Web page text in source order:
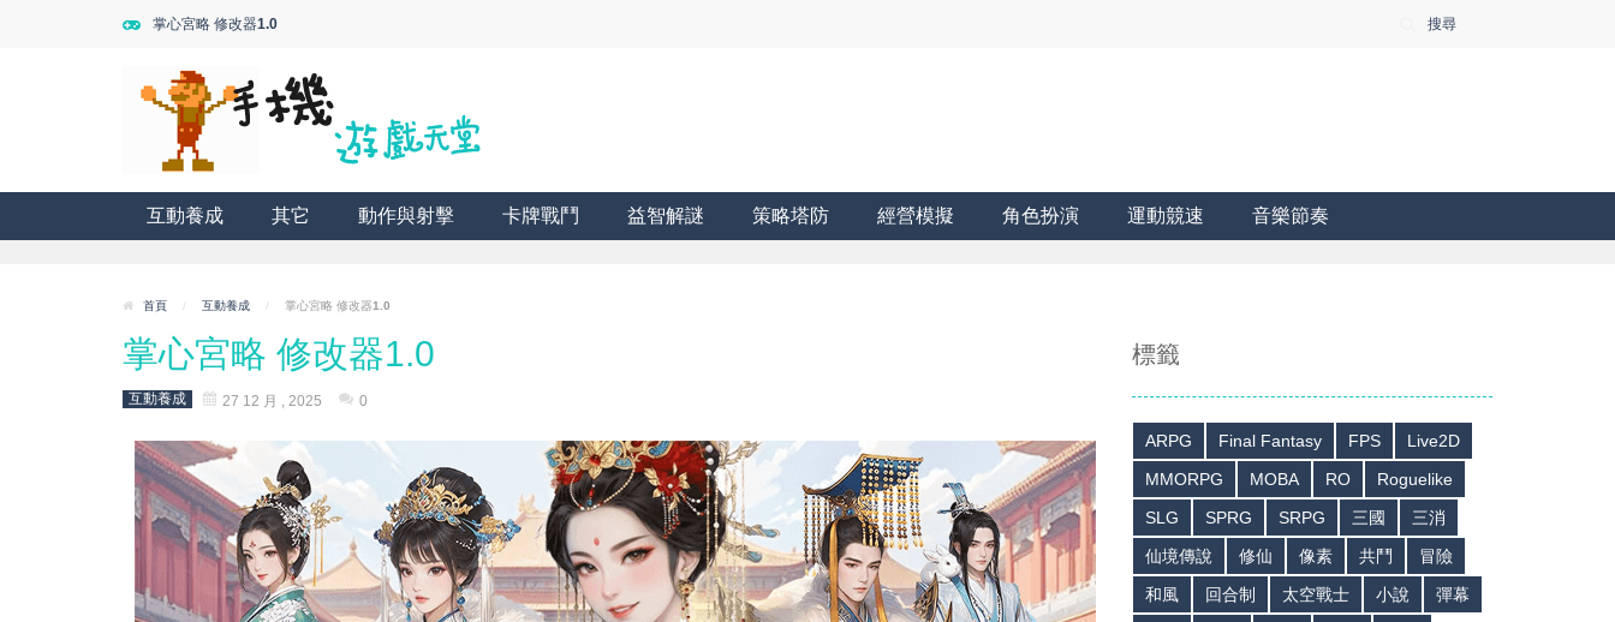
掌心宮略 修改器1.0 搜尋
互動養成 其它 動作與射擊 卡牌戰鬥 益智解謎 策略塔防 經營模擬 角色扮演 運動競速 音樂節奏
首頁 / 互動養成 / 掌心宮略 修改器1.0
掌心宮略 修改器1.0
互動養成 27 12 月 , 2025 0
標籤
ARPG Final Fantasy FPS
Live2D
MMORPG
MOBA RO
Roguelike
SLG
SPRG SRPG 三國
三消
仙境傳說
修仙 像素 共鬥
冒險
和風
回合制 太空戰士 小說
彈幕